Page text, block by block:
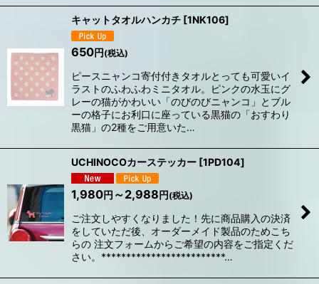
キャットタオルハンカチ [1NK106]
650円 (税込)
ピースニャンコ寄付付きタオルとっても可愛いイ
ラストのふわふわミニタオル。ピンクの水玉にグ
レーの猫がかわいい「のびのびニャンコ」とブル
ーの格子にお利口に座っている黒猫の「おすわり
黒猫」の2種をご用意いた…
UCHINOCOカーステッカー [1PD104]
1,980円 ～2,988 円 (税込)
ご注文しやすくなりました！先に商品購入の決済
をしていただ後、オーダーメイド製品のためこち
らの 注文フォームからご希望の内容をご指定くだ
さい。*************************…